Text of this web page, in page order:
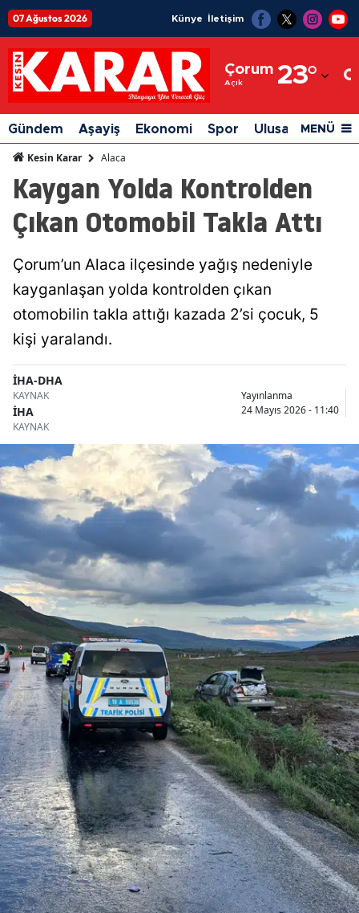
07 Ağustos 2026 Künye İletişim
Çorum
Açık 23°
Adıyaman
Afyonkarahisar
Ağrı
Amasya
Ankara
Aydın
Bingöl
Bitlis
Bolu
Burdur
Çanakkale
Çankırı
Çorum
Denizli
Diyarbakır
Edirne
Elazığ
Erzincan
Erzurum
Eskişehir
Gaziantep
Gündem Aşayiş Ekonomi Spor Ulusal Siyaset
MENÜ
Kesin Karar Alaca
Kaygan Yolda Kontrolden
Çıkan Otomobil Takla Attı
Çorum’un Alaca ilçesinde yağış nedeniyle
kayganlaşan yolda kontrolden çıkan
otomobilin takla attığı kazada 2’si çocuk, 5
kişi yaralandı.
İHA-DHA
KAYNAK
İHA
KAYNAK
Yayınlanma
24 Mayıs 2026 - 11:40